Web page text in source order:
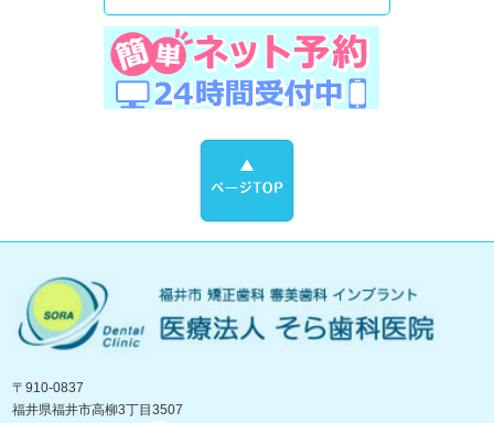
〒910-0837
福井県福井市高柳3丁目3507